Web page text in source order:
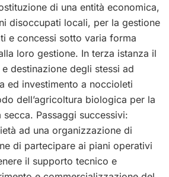
di una entità economica,
disoccupati locali, per la gestione
e concessi sotto varia forma
loro gestione. In terza istanza il
destinazione degli stessi ad
ed investimento a noccioleti
dell’agricoltura biologica per la
Passaggi successivi:
ad una organizzazione di
di partecipare ai piani operativi
il supporto tecnico e